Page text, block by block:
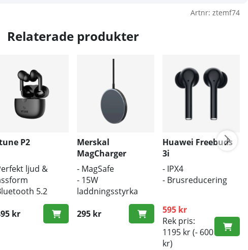
Artnr: ztemf74
Relaterade produkter
P2
ljud &
5.2
laddning
kr
Merskal
MagCharger
- MagSafe
- 15W
laddningsstyrka
- Trådlös laddare
295 kr
Huawei Freebuds
3i
- IPX4
- Brusreducering
595 kr
Rek pris:
1195 kr(- 600
kr)